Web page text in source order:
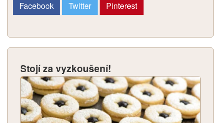
Facebook Twitter Pinterest
Stojí za vyzkoušení!